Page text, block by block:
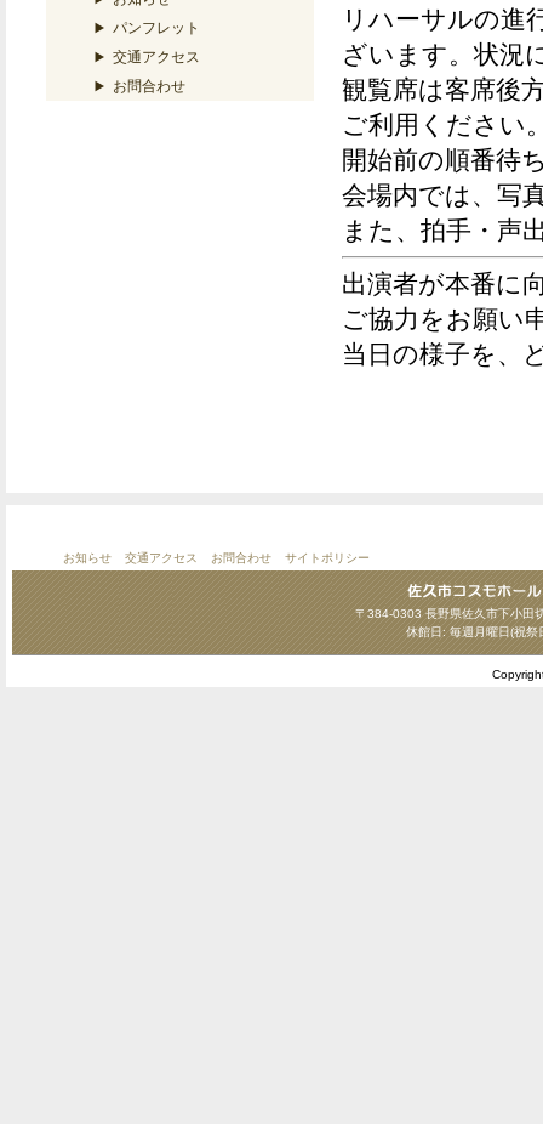
パンフレット
交通アクセス
お問合わせ
リハーサルの進
ざいます。状況
観覧席は客席後
ご利用ください
開始前の順番待
会場内では、 写
また、 拍手・声
出演者が本番に
ご協力をお願い
当日の様子を、
お知らせ 交通アクセス お問合わせ サイトポリシー
〒384-0303 長野県佐久市下小
休館日: 毎週月曜日(祝